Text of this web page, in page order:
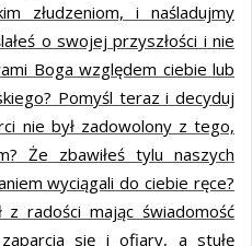
złudzeniom, i naśladujmy
o swojej przyszłości i nie
Boga względem ciebie lub
Pomyśl teraz i decyduj
nie był zadowolony z tego,
Że zbawiłeś tylu naszych
wyciągali do ciebie ręce?
z radości mając świadomość
się i ofiary, a stułę